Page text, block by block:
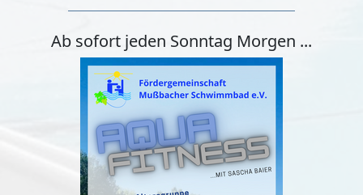
Ab sofort jeden Sonntag Morgen ...